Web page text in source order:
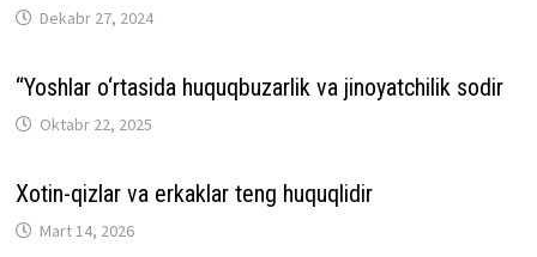
Dekabr 27, 2024
“Yoshlar o‘rtasida huquqbuzarlik va jinoyatchilik sodir
Oktabr 22, 2025
Xotin-qizlar va erkaklar teng huquqlidir
Mart 14, 2026